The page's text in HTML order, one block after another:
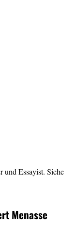
und Essayist. Siehe
Menasse